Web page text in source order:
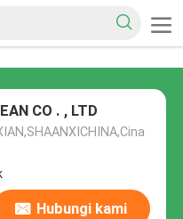
CO . , LTD
Hubungi kami